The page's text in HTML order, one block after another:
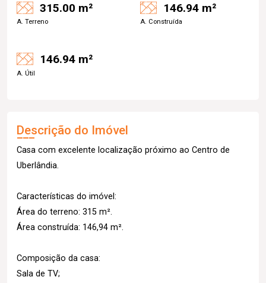
315.00 m²
A. Terreno
146.94 m²
A. Construída
146.94 m²
A. Útil
Descrição do Imóvel
Casa com excelente localização próximo ao Centro de
Uberlândia.
Características do imóvel:
Área do terreno: 315 m².
Área construída: 146,94 m².
Composição da casa:
Sala de TV;